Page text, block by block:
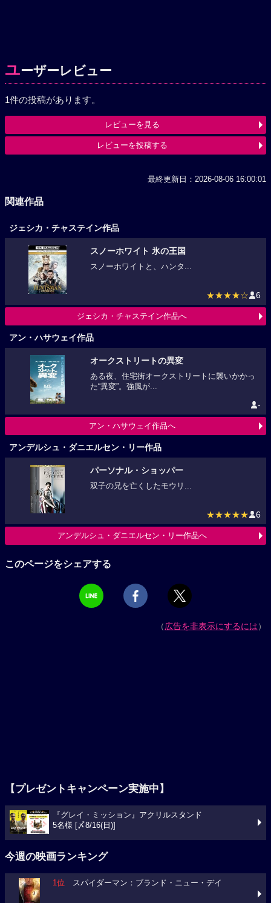
ユーザーレビュー
1件の投稿があります。
レビューを見る
レビューを投稿する
最終更新日：2026-08-06 16:00:01
関連作品
ジェシカ・チャステイン作品
スノーホワイト 氷の王国
スノーホワイトと、ハンタ...
★★★★☆ 6
ジェシカ・チャステイン作品へ
アン・ハサウェイ作品
オークストリートの異変
ある夜、住宅街オークストリートに襲いかかっ
た“異変”。強風が...
-
アン・ハサウェイ作品へ
アンデルシュ・ダニエルセン・リー作品
パーソナル・ショッパー
双子の兄を亡くしたモウリ...
★★★★★ 6
アンデルシュ・ダニエルセン・リー作品へ
このページをシェアする
（広告を非表示にするには）
【プレゼントキャンペーン実施中】
『グレイ・ミッション』アクリルスタンド
5名様 [〆8/16(日)]
今週の映画ランキング
1位 スパイダーマン：ブランド・ニュー・デイ